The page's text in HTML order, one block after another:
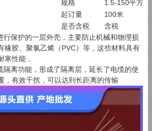
规格 1.5-150平方
起订量 100米
是否含税
含税
行保护的一层外壳，主要防止机械和物理损
橡胶、聚氯乙烯（PVC）等，这些材料具有
寒性能，
隔离功能，形成了隔离层，延长了电缆的使
，有效干扰，可以达到长距离的传输